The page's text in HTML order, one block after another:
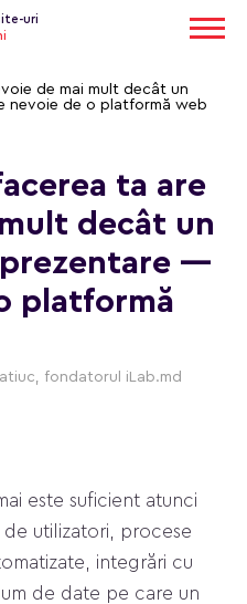
uri
de mai mult decât un
nevoie de o platformă web
ta are
decât un
—
platformă
fondatorul iLab.md
este suficient atunci
utilizatori, procese
integrări cu
de date pe care un